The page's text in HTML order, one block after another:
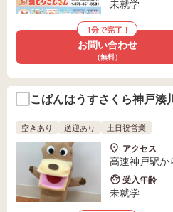
未就学
1分で完了！
お問い合わせ
（無料）
こぱんはうすさくら神戸湊
空きあり 送迎あり 土日祝営業
アクセス
高速神戸駅
受入年齢
未就学